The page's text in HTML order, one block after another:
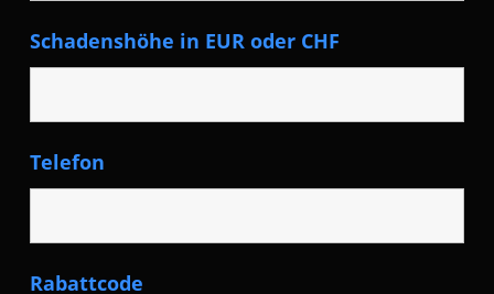
Schadenshöhe in EUR oder CHF
Telefon
Rabattcode